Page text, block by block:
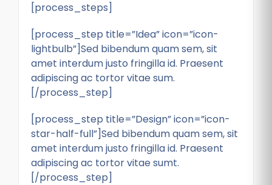
[process_steps]
[process_step title=”Idea” icon=”icon-
lightbulb”]Sed bibendum quam sem, sit
amet interdum justo fringilla id. Praesent
adipiscing ac tortor vitae sum.
[/process_step]
[process_step title=”Design” icon=”icon-
star-half-full”]Sed bibendum quam sem, sit
amet interdum justo fringilla id. Praesent
adipiscing ac tortor vitae sumt.
[/process_step]